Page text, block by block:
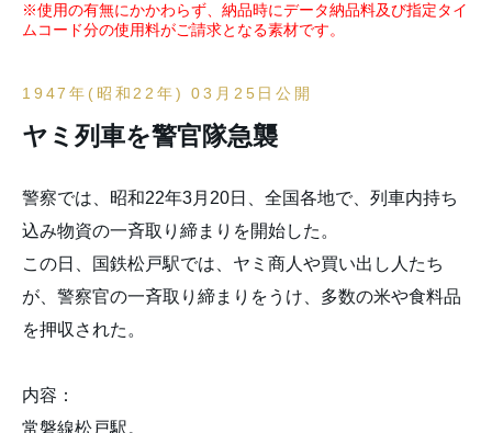
※使用の有無にかかわらず、納品時にデータ納品料及び指定タイ
ムコード分の使用料がご請求となる素材です。
1947年(昭和22年) 03月25日公開
ヤミ列車を警官隊急襲
警察では、昭和22年3月20日、全国各地で、列車内持ち
込み物資の一斉取り締まりを開始した。
この日、国鉄松戸駅では、ヤミ商人や買い出し人たち
が、警察官の一斉取り締まりをうけ、多数の米や食料品
を押収された。
内容：
常磐線松戸駅。